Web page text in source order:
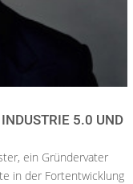
5.0 UND
ein Gründervater
in der Fortentwicklung